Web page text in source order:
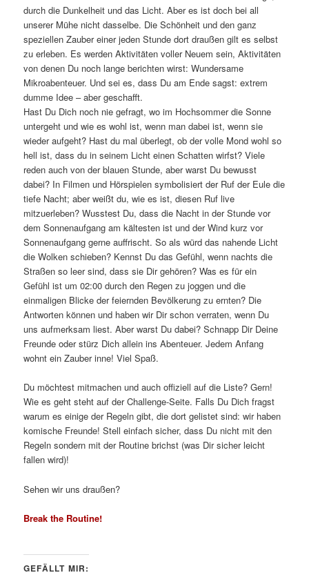
durch die Dunkelheit und das Licht. Aber es ist doch bei all
unserer Mühe nicht dasselbe. Die Schönheit und den ganz
speziellen Zauber einer jeden Stunde dort draußen gilt es selbst
zu erleben. Es werden Aktivitäten voller Neuem sein, Aktivitäten
von denen Du noch lange berichten wirst: Wundersame
Mikroabenteuer. Und sei es, dass Du am Ende sagst: extrem
dumme Idee – aber geschafft.
Hast Du Dich noch nie gefragt, wo im Hochsommer die Sonne
untergeht und wie es wohl ist, wenn man dabei ist, wenn sie
wieder aufgeht? Hast du mal überlegt, ob der volle Mond wohl so
hell ist, dass du in seinem Licht einen Schatten wirfst? Viele
reden auch von der blauen Stunde, aber warst Du bewusst
dabei? In Filmen und Hörspielen symbolisiert der Ruf der Eule die
tiefe Nacht; aber weißt du, wie es ist, diesen Ruf live
mitzuerleben? Wusstest Du, dass die Nacht in der Stunde vor
dem Sonnenaufgang am kältesten ist und der Wind kurz vor
Sonnenaufgang gerne auffrischt. So als würd das nahende Licht
die Wolken schieben? Kennst Du das Gefühl, wenn nachts die
Straßen so leer sind, dass sie Dir gehören? Was es für ein
Gefühl ist um 02:00 durch den Regen zu joggen und die
einmaligen Blicke der feiernden Bevölkerung zu ernten? Die
Antworten können und haben wir Dir schon verraten, wenn Du
uns aufmerksam liest. Aber warst Du dabei? Schnapp Dir Deine
Freunde oder stürz Dich allein ins Abenteuer. Jedem Anfang
wohnt ein Zauber inne! Viel Spaß.
Du möchtest mitmachen und auch offiziell auf die Liste? Gern!
Wie es geht steht auf der Challenge-Seite. Falls Du Dich fragst
warum es einige der Regeln gibt, die dort gelistet sind: wir haben
komische Freunde! Stell einfach sicher, dass Du nicht mit den
Regeln sondern mit der Routine brichst (was Dir sicher leicht
fallen wird)!
Sehen wir uns draußen?
Break the Routine!
GEFÄLLT MIR: